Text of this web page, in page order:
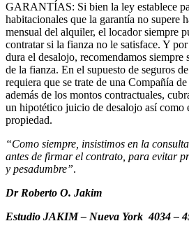
GARANTÍAS: Si bien la ley establece
habitacionales que la garantía no supere
mensual del alquiler, el locador siempre
contratar si la fianza no le satisface. Y
dura el desalojo, recomendamos siempre
de la fianza. En el supuesto de seguros
requiera que se trate de una Compañía
además de los montos contractuales,
un hipotético juicio de desalojo así como
propiedad.
“Como siempre, insistimos en la
antes de firmar el contrato, para evitar
y pesadumbre”.
Dr Roberto O. Jakim
Estudio JAKIM – Nueva York 4034 –